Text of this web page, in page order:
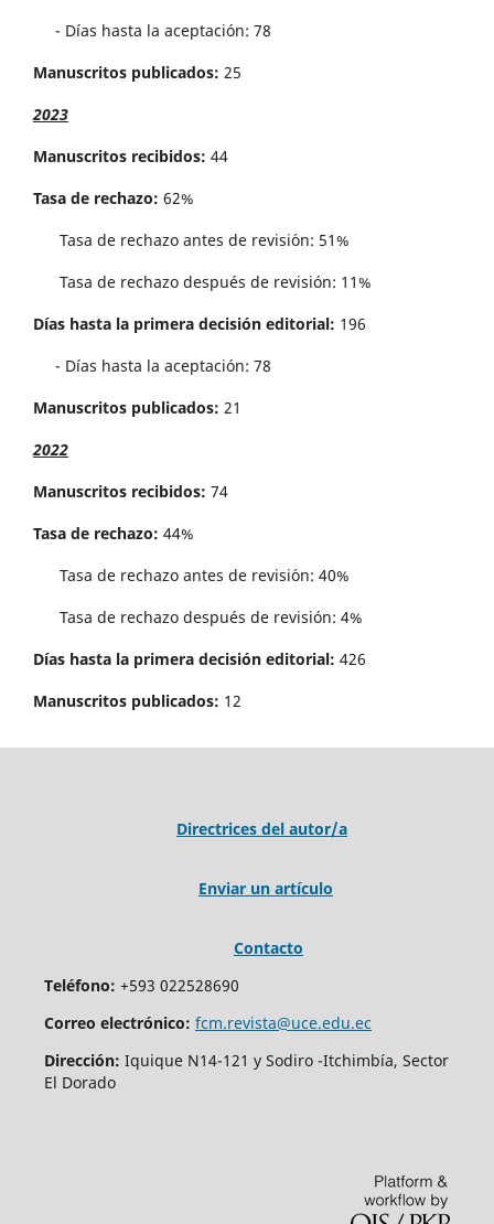
- Días hasta la aceptación: 78
Manuscritos publicados: 25
2023
Manuscritos recibidos: 44
Tasa de rechazo: 62%
Tasa de rechazo antes de revisi´on: 51%
Tasa de rechazo después de revisión: 11%
Días hasta la primera decisión editorial: 196
- Días hasta la aceptación: 78
Manuscritos publicados: 21
2022
Manuscritos recibidos: 74
Tasa de rechazo: 44%
Tasa de rechazo antes de revisi´on: 40%
Tasa de rechazo después de revisión: 4%
Días hasta la primera decisión editorial: 426
Manuscritos publicados: 12
Directrices del autor/a
Enviar un artículo
Contacto
Teléfono: +593 022528690
Correo electrónico: fcm.revista@uce.edu.ec
Dirección: Iquique N14-121 y Sodiro -Itchimbía, Sector
El Dorado